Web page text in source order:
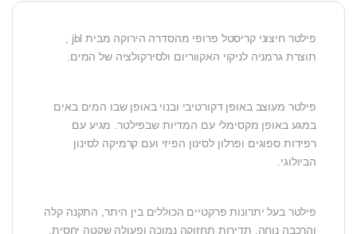
פילטר חיצוני קריסטל פרופי מהסדרה הירוקה מבית jbl ,
תוצרת גרמניה לניקוי האקווריום ולסירקולציה של המים.
פילטר מעוצב באופן דקורטיבי ובנוי באופן שבו המים באים
במגע באופן מקסימלי עם המדיות שבפילטר. מגיע עם
רפידות ספוגים ופרלון לסינון הפיזי ועם קרמיקה לסינון
הביולוגי.
פילטר בעל יתרונות פרקטיים הכוללים בין היתר, התקנה קלה
והרכבה נוחה, תדירות תחזוקה נמוכה ופעולה שקטה יחסית.